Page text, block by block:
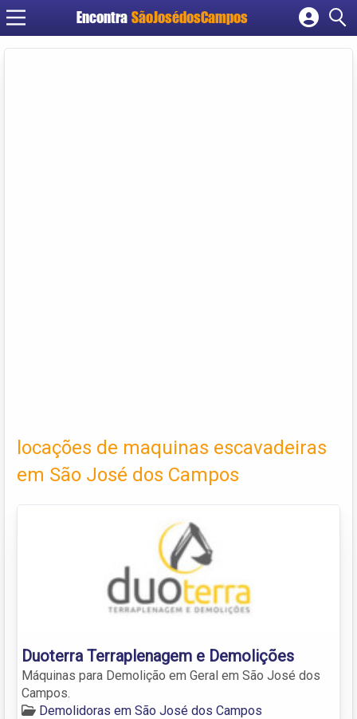
Encontra SãoJosédosCampos
Cadastrar empresa
locações de maquinas escavadeiras
em São José dos Campos
Duoterra Terraplenagem e Demolições
Máquinas para Demolição em Geral em São José dos
Campos.
Demolidoras em São José dos Campos